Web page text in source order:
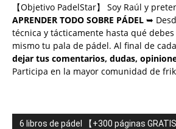
【Objetivo PadelStar】 Soy Raúl y
APRENDER TODO SOBRE PÁDEL ➥
técnica y tácticamente hasta qué
mismo tu pala de pádel. Al final de
dejar tus comentarios, dudas,
Participa en la mayor comunidad de
6 libros de pádel 【+300 páginas GRATIS